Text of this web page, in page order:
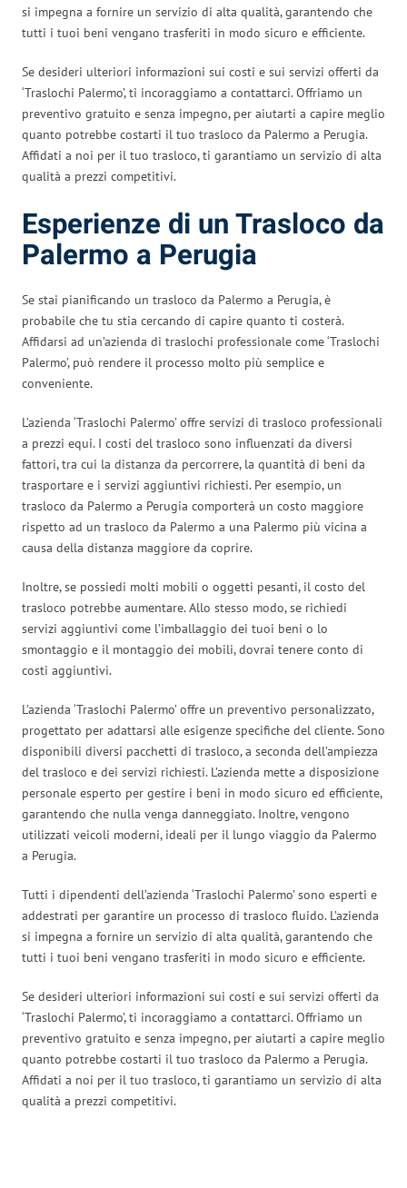
si impegna a fornire un servizio di alta qualità, garantendo che
tutti i tuoi beni vengano trasferiti in modo sicuro e efficiente.
Se desideri ulteriori informazioni sui costi e sui servizi offerti da
‘Traslochi Palermo’, ti incoraggiamo a contattarci. Offriamo un
preventivo gratuito e senza impegno, per aiutarti a capire meglio
quanto potrebbe costarti il tuo trasloco da Palermo a Perugia.
Affidati a noi per il tuo trasloco, ti garantiamo un servizio di alta
qualità a prezzi competitivi.
Esperienze di un Trasloco da
Palermo a Perugia
Se stai pianificando un trasloco da Palermo a Perugia, è
probabile che tu stia cercando di capire quanto ti costerà.
Affidarsi ad un’azienda di traslochi professionale come ‘Traslochi
Palermo’, può rendere il processo molto più semplice e
conveniente.
L’azienda ‘Traslochi Palermo’ offre servizi di trasloco professionali
a prezzi equi. I costi del trasloco sono influenzati da diversi
fattori, tra cui la distanza da percorrere, la quantità di beni da
trasportare e i servizi aggiuntivi richiesti. Per esempio, un
trasloco da Palermo a Perugia comporterà un costo maggiore
rispetto ad un trasloco da Palermo a una Palermo più vicina a
causa della distanza maggiore da coprire.
Inoltre, se possiedi molti mobili o oggetti pesanti, il costo del
trasloco potrebbe aumentare. Allo stesso modo, se richiedi
servizi aggiuntivi come l’imballaggio dei tuoi beni o lo
smontaggio e il montaggio dei mobili, dovrai tenere conto di
costi aggiuntivi.
L’azienda ‘Traslochi Palermo’ offre un preventivo personalizzato,
progettato per adattarsi alle esigenze specifiche del cliente. Sono
disponibili diversi pacchetti di trasloco, a seconda dell’ampiezza
del trasloco e dei servizi richiesti. L’azienda mette a disposizione
personale esperto per gestire i beni in modo sicuro ed efficiente,
garantendo che nulla venga danneggiato. Inoltre, vengono
utilizzati veicoli moderni, ideali per il lungo viaggio da Palermo
a Perugia.
Tutti i dipendenti dell’azienda ‘Traslochi Palermo’ sono esperti e
addestrati per garantire un processo di trasloco fluido. L’azienda
si impegna a fornire un servizio di alta qualità, garantendo che
tutti i tuoi beni vengano trasferiti in modo sicuro e efficiente.
Se desideri ulteriori informazioni sui costi e sui servizi offerti da
‘Traslochi Palermo’, ti incoraggiamo a contattarci. Offriamo un
preventivo gratuito e senza impegno, per aiutarti a capire meglio
quanto potrebbe costarti il tuo trasloco da Palermo a Perugia.
Affidati a noi per il tuo trasloco, ti garantiamo un servizio di alta
qualità a prezzi competitivi.